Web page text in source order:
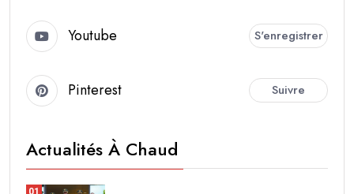
Youtube S'enregistrer
Pinterest Suivre
Actualités À Chaud